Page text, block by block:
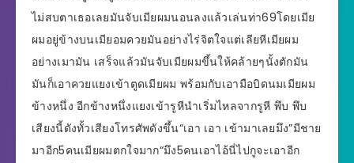
ไม่สบตาเธอเลยมันจับเมียผมนอนลงแล้วเล่นท่า69โดยเมีย
ผมอยู่ข้างบนเมียอมควยมันอย่างไร่จิตใจแต่เลียหีเมียผม
อย่างเมามัน เสร็จแล้วมันจับเมียผมขึ้นให้คล้ายๆนั้งตักมัน
มันก็เอาควยแยงเข้าตูดเมียผม พร้อมกับเอามือบิดนมเมียผม
ข้างหนึ่ง อีกข้างหนึ่งแยงเข้ารูหีนำเริ่มไหลจากรูหี พึบ พึบ
เสียงนี้ดังทั้วเสียงโทรศัพดังขึ้น“เอา เอา เข้ามาเลยมึง”มีชาย
มาอีก5คนเมียผมตกใจมาก“มึง5คนเอาไอ้นี่ไปกูจะเอาอีก